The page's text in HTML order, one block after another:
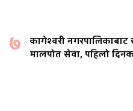
७
कागेश्वरी नगरपालिकाबाट
मालपोत सेवा, पहिलो